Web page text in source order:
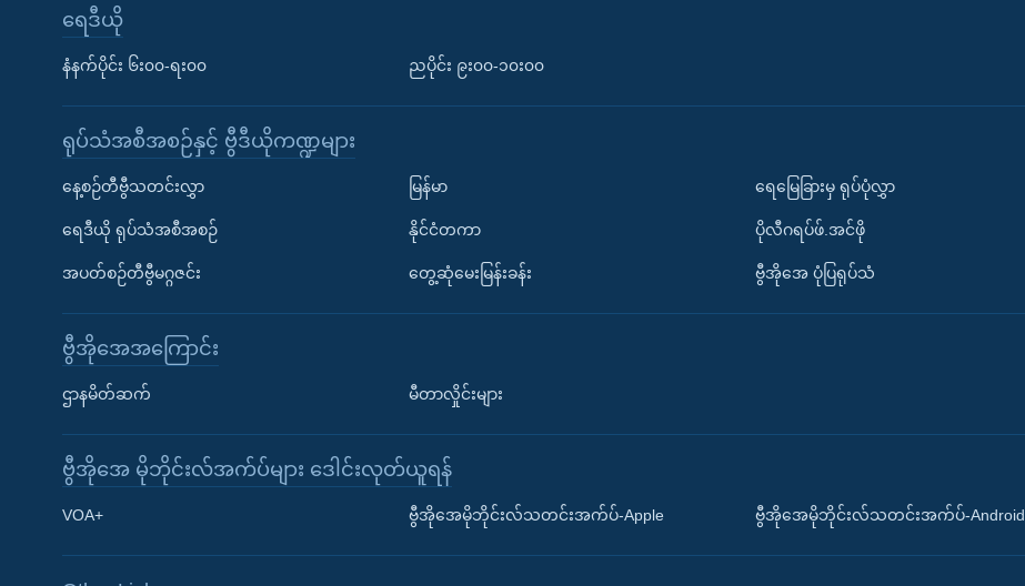
Learning English
ရေဒီယို
နံနက်ပိုင်း ၆း၀၀-ရး၀၀ ညပိုင်း ၉း၀၀-၁၀း၀၀
ရုပ်သံအစီအစဉ်နှင့် ဗွီဒီယိုကဏ္ဍများ
နေ့စဉ်တီဗွီသတင်းလွှာ
ရေဒီယို ရုပ်သံအစီအစဉ်
အပတ်စဉ်တီဗွီမဂ္ဂဇင်း
မြန်မာ
နိုင်ငံတကာ
တွေ့ဆုံမေးမြန်းခန်း
ရေမြေခြားမှ ရုပ်ပုံလွှာ
ပိုလီဂရပ်ဖ်.အင်ဖို
ဗွီအိုအေ ပုံပြရုပ်သံ
ဗွီအိုအေအကြောင်း
ဌာနမိတ်ဆက် မီတာလှိုင်းများ
ဗွီအိုအေ မိုဘိုင်းလ်အက်ပ်များ ဒေါင်းလုတ်ယူရန်
VOA+ ဗွီအိုအေမိုဘိုင်းလ်သတင်းအက်ပ်-Apple ဗွီအိုအေမိုဘိုင်းလ်သတင်းအက်ပ်-Android